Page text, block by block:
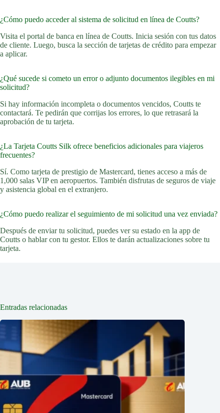
¿Cómo puedo acceder al sistema de solicitud en línea de Coutts?
Visita el portal de banca en línea de Coutts. Inicia sesión con tus datos
de cliente. Luego, busca la sección de tarjetas de crédito para empezar
a aplicar.
¿Qué sucede si cometo un error o adjunto documentos ilegibles en mi
solicitud?
Si hay información incompleta o documentos vencidos, Coutts te
contactará. Te pedirán que corrijas los errores, lo que retrasará la
aprobación de tu tarjeta.
¿La Tarjeta Coutts Silk ofrece beneficios adicionales para viajeros
frecuentes?
Sí. Como tarjeta de prestigio de Mastercard, tienes acceso a más de
1,000 salas VIP en aeropuertos. También disfrutas de seguros de viaje
y asistencia global en el extranjero.
¿Cómo puedo realizar el seguimiento de mi solicitud una vez enviada?
Después de enviar tu solicitud, puedes ver su estado en la app de
Coutts o hablar con tu gestor. Ellos te darán actualizaciones sobre tu
tarjeta.
Entradas relacionadas